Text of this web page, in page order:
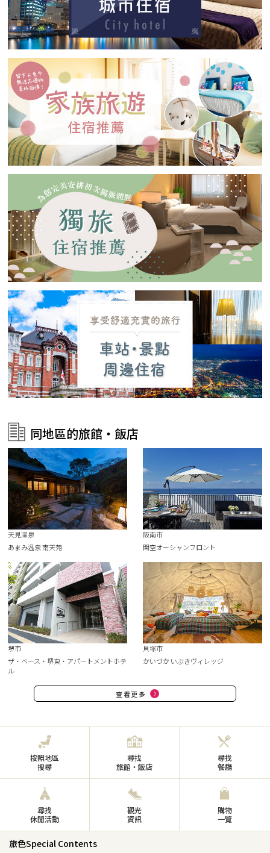
同地區的旅館・飯店
天見溫泉
あまみ温泉 南天苑
阪南市
関空オーシャンフロント
堺市
ザ・ベース・堺東・アパートメントホテ
ル
貝塚市
かいづか いぶきヴィレッジ
查看更多
按照地區
搜尋
尋找
旅館・飯店
尋找
餐廳
尋找
休閒活動
觀光
資訊
購物
一覽
旅色Special Contents